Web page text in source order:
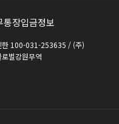
통장입금정보
한 100-031-253635 / (주)
로벌강원무역